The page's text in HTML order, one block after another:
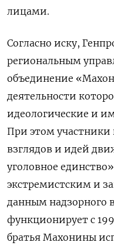
лицами.
Согласно иску,
региональным
объединение
деятельности
идеологические и
При этом
взглядов и идей
уголовное
экстремистским и
данным надзорного
функционирует с
братья Махонины